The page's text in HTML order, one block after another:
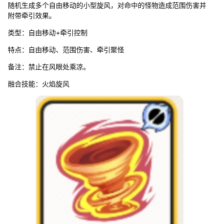
随机生成多个自由移动的小型旋风，对命中的怪物造成范围伤害并
附带牵引效果。
类型：自由移动+牵引控制
特点：自由移动、范围伤害、牵引聚怪
备注：禁止在风眼处乘凉。
融合技能：火焰旋风